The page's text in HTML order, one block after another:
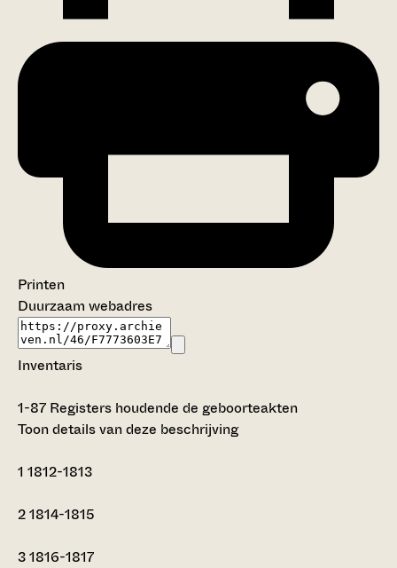
Printen
Duurzaam webadres
Inventaris
1-87 Registers houdende de geboorteakten
Toon details van deze beschrijving
1 1812-1813
21814-1815
31816-1817